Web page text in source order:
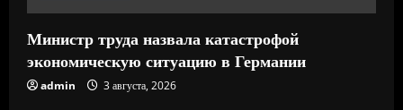
Министр труда назвала катастрофой
экономическую ситуацию в Германии
admin 3 августа, 2026